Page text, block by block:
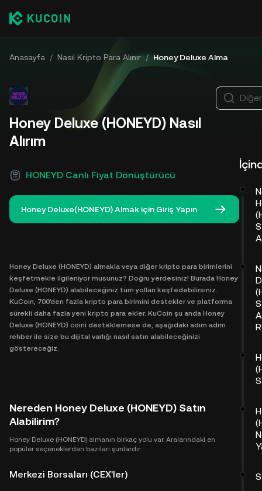
Anasayfa / Nasıl Kripto Para Alınır / Honey Deluxe Alma
Honey Deluxe (HONEYD) Nasıl
Alırım
HONEYD Canlı Fiyat Dönüştürücü
Honey Deluxe(HONEYD) Almak için Giriş Yapın
Honey Deluxe (HONEYD) almakla veya diğer kripto para birimlerini
keşfetmekle ilgileniyor musunuz? Doğru yerdesiniz! Burada Honey
Deluxe (HONEYD) alabileceğiniz tüm yolları keşfedebilirsiniz.
KuCoin, 700'den fazla kripto para birimini destekler ve platforma
sürekli daha fazla yeni kripto para ekler. KuCoin şu anda Honey
Deluxe (HONEYD) coini desteklemese de, aşağıdaki adım adım
rehber ile size bu dijital varlığı nasıl satın alabileceğinizi
göstereceğiz.
Nereden Honey Deluxe (HONEYD) Satın
Alabilirim?
Honey Deluxe (HONEYD) almanın birkaç yolu var. Aralarındaki en
popüler seçeneklerden bazıları şunlardır:
Merkezi Borsaları (CEX'ler)